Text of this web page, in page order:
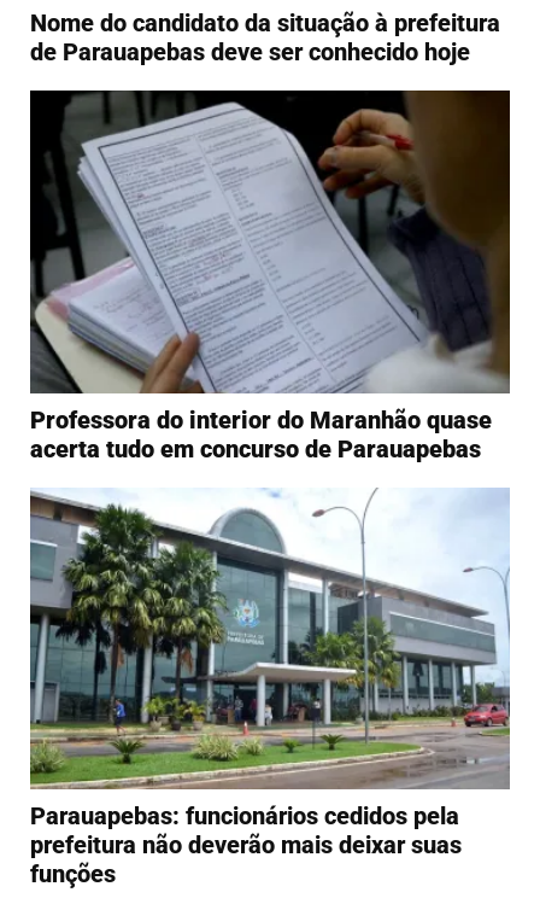
Nome do candidato da situação à prefeitura
de Parauapebas deve ser conhecido hoje
Professora do interior do Maranhão quase
acerta tudo em concurso de Parauapebas
Parauapebas: funcionários cedidos pela
prefeitura não deverão mais deixar suas
funções